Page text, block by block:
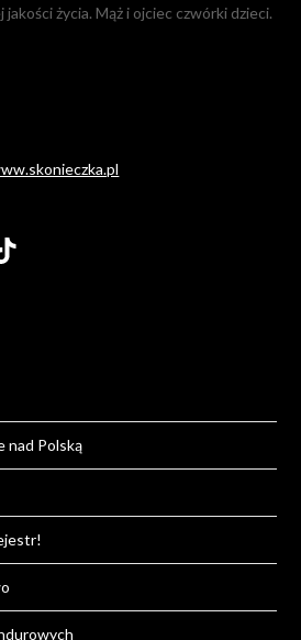
życia. Mąż i ojciec czwórki dzieci.
nad Polską